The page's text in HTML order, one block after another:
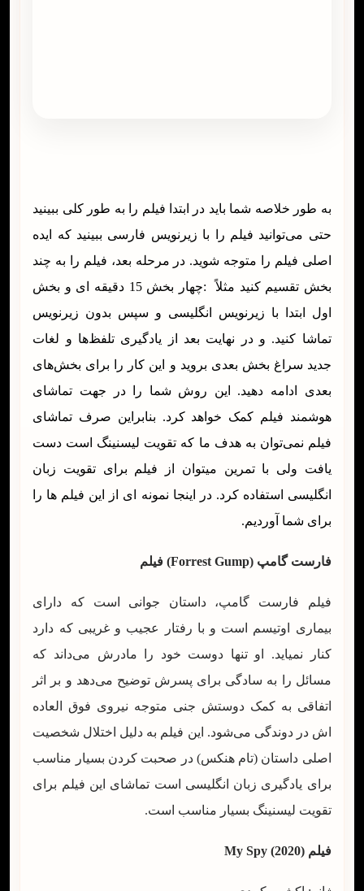
به طور خلاصه شما باید در ابتدا فیلم را به طور کلی ببینید
حتی می‌توانید فیلم را با زیرنویس فارسی ببینید که ایده
اصلی فیلم را متوجه شوید. در مرحله بعد، فیلم را به چند
بخش تقسیم کنید مثلاً :چهار بخش 15 دقیقه ای و بخش
اول ابتدا با زیرنویس انگلیسی و سپس بدون زیرنویس
تماشا کنید. و در نهایت بعد از یادگیری تلفظ‌ها و لغات
جدید سراغ بخش بعدی بروید و این کار را برای بخش‌های
بعدی ادامه دهید. این روش شما را در جهت تماشای
هوشمند فیلم کمک خواهد کرد. بنابراین صرف تماشای
فیلم نمی‌توان به هدف ما که تقویت لیسنینگ است دست
یافت ولی با تمرین میتوان از فیلم برای تقویت زبان
انگلیسی استفاده کرد. در اینجا نمونه ای از این فیلم ها را
برای شما آوردیم.
فارست گامپ (Forrest Gump) فیلم
فیلم فارست گامپ، داستان جوانی است که دارای
بیماری اوتیسم است و با رفتار عجیب و غریبی که دارد
کنار نمیاید. او تنها دوست خود را مادرش می‌داند که
مسائل را به سادگی برای پسرش توضیح می‌دهد و بر اثر
اتفاقی به کمک دوستش جنی متوجه نیروی فوق العاده
اش در دوندگی می‌شود. این فیلم به دلیل اختلال شخصیت
اصلی داستان (تام هنکس) در صحبت کردن بسیار مناسب
برای یادگیری زبان انگلیسی است تماشای این فیلم برای
تقویت لیسنینگ بسیار مناسب است.
فیلم My Spy(2020)